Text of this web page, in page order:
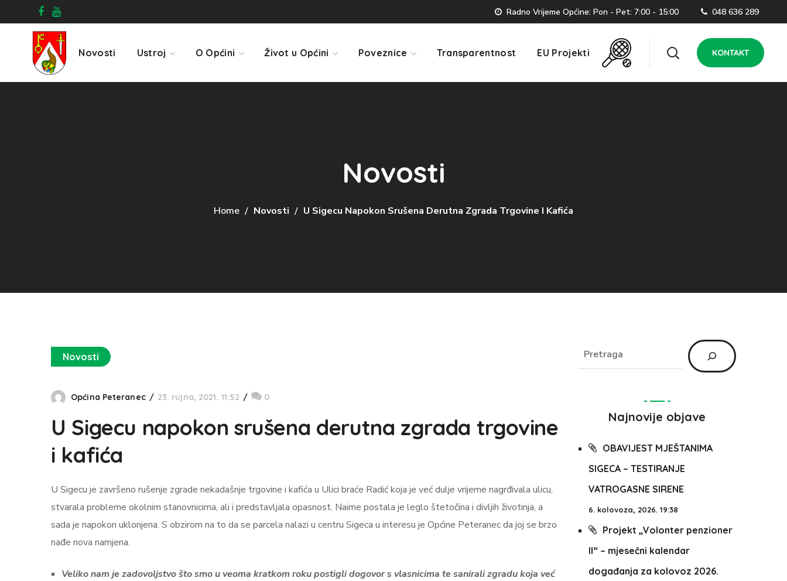
Radno Vrijeme Općine: Pon - Pet: 7:00 - 15:00 048 636 289
Novosti Ustroj O Općini Život u Općini Poveznice Transparentnost EU Projekti KONTAKT
Novosti
Home Novosti U Sigecu Napokon Srušena Derutna Zgrada Trgovine I Kafića
Novosti
Općina Peteranec 23. rujna, 2021. 11:52 0
U Sigecu napokon srušena derutna zgrada trgovine
i kafića
U Sigecu je završeno rušenje zgrade nekadašnje trgovine i kafića u Ulici braće Radić koja je već dulje vrijeme nagrđivala ulicu,
stvarala probleme okolnim stanovnicima, ali i predstavljala opasnost. Naime postala je leglo štetočina i divljih životinja, a
sada je napokon uklonjena. S obzirom na to da se parcela nalazi u centru Sigeca u interesu je Općine Peteranec da joj se brzo
nađe nova namjena.
Veliko nam je zadovoljstvo što smo u veoma kratkom roku postigli dogovor s vlasnicima te sanirali zgradu koja već
Najnovije objave
OBAVIJEST MJEŠTANIMA
SIGECA – TESTIRANJE
VATROGASNE SIRENE
6. kolovoza, 2026. 19:38
Projekt „Volonter penzioner
II“ – mjesečni kalendar
događanja za kolovoz 2026.